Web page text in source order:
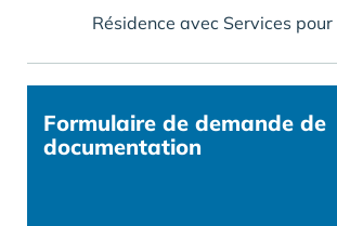
Résidence avec Services pour
Formulaire de demande de
documentation